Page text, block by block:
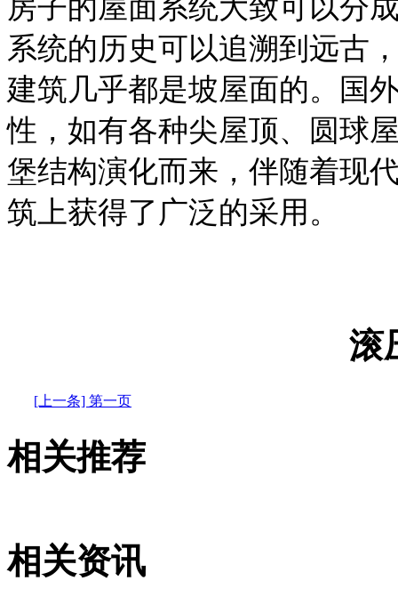
房子的屋面系统大致可以分
系统的历史可以追溯到远古
建筑几乎都是坡屋面的。国
性，如有各种尖屋顶、圆球
堡结构演化而来，伴随着现
筑上获得了广泛的采用。
滚
[上一条] 第一页
相关推荐
相关资讯